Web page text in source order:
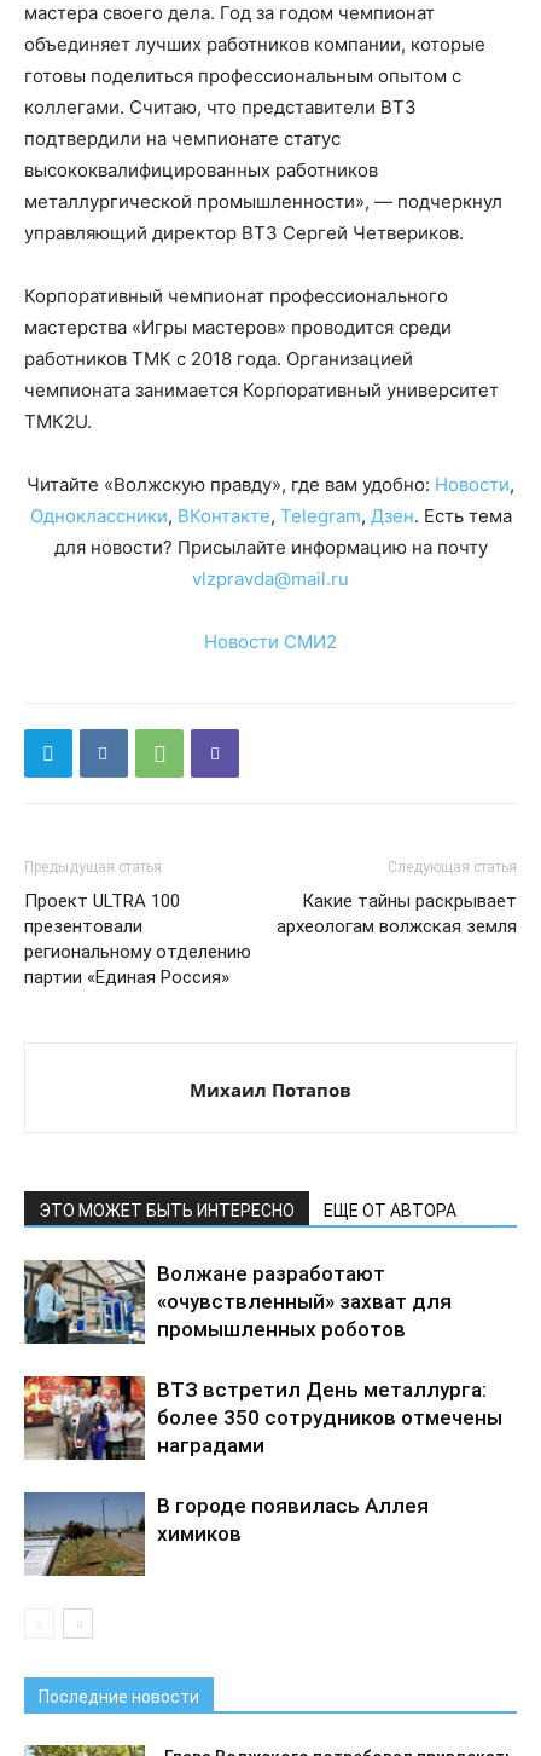
мастера своего дела. Год за годом чемпионат
объединяет лучших работников компании, которые
готовы поделиться профессиональным опытом с
коллегами. Считаю, что представители ВТЗ
подтвердили на чемпионате статус
высококвалифицированных работников
металлургической промышленности», — подчеркнул
управляющий директор ВТЗ Сергей Четвериков.
Корпоративный чемпионат профессионального
мастерства «Игры мастеров» проводится среди
работников ТМК с 2018 года. Организацией
чемпионата занимается Корпоративный университет
ТМК2U.
Читайте «Волжскую правду», где вам удобно: Новости,
Одноклассники, ВКонтакте, Telegram, Дзен. Есть тема
для новости? Присылайте информацию на почту
vlzpravda@mail.ru
Новости СМИ2
Предыдущая статья
Проект ULTRA 100
презентовали
региональному отделению
партии «Единая Россия»
Следующая статья
Какие тайны раскрывает
археологам волжская земля
Михаил Потапов
ЭТО МОЖЕТ БЫТЬ ИНТЕРЕСНО ЕЩЕ ОТ АВТОРА
Волжане разработают
«очувствленный» захват для
промышленных роботов
ВТЗ встретил День металлурга:
более 350 сотрудников отмечены
наградами
В городе появилась Аллея
химиков
Последние новости